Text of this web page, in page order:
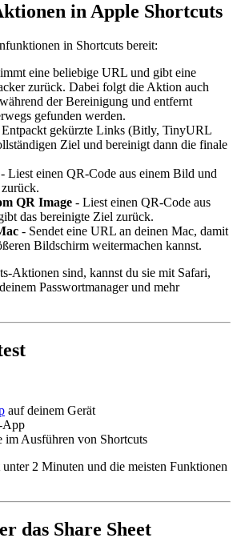
in Apple Shortcuts
in Shortcuts bereit:
eine beliebige URL und gibt eine
zurück. Dabei folgt die Aktion auch
der Bereinigung und entfernt
gefunden werden.
gekürzte Links (Bitly, TinyURL
Ziel und bereinigt dann die finale
- Liest einen QR-Code aus einem Bild und
QR Image - Liest einen QR-Code aus
das bereinigte Ziel zurück.
- Sendet eine URL an deinen Mac, damit
Bildschirm weitermachen kannst.
Aktionen sind, kannst du sie mit Safari,
Passwortmanager und mehr
auf deinem Gerät
App
im Ausführen von Shortcuts
2 Minuten und die meisten Funktionen
das Share Sheet